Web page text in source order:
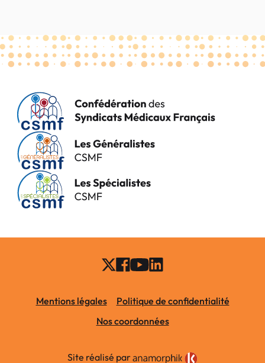
Mentions légales
Politique de confidentialité
Nos coordonnées
Site réalisé par